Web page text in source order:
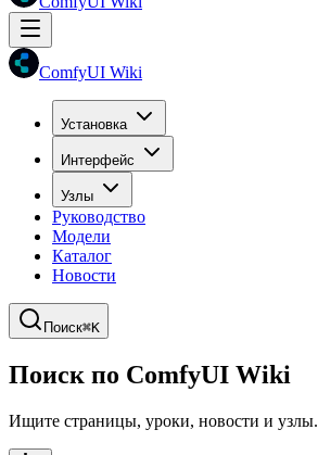
ComfyUI Wiki
Установка
Интерфейс
Узлы
Руководство
Модели
Каталог
Новости
Поиск⌘K
Поиск по ComfyUI Wiki
Ищите страницы, уроки, новости и узлы.